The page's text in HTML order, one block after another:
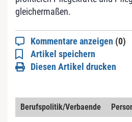
gleichermaßen.
Kommentare anzeigen (0)
Artikel speichern
Diesen Artikel drucken
Berufspolitik/Verbaende